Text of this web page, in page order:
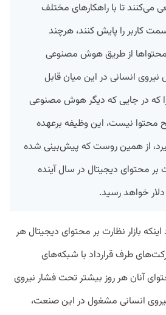
تا با راهکارهای مختلف
کاربر را پایش کنند، هرچند
از طریق هوش مصنوعی
انسانی در این میان قابل
در جایی که دیگر هوش مصنوعی
نیست، این وظیفه برعهده
از همین روست که پیش‌بینی شده
محتوای دیجیتال در سال آینده
بازار نظارت بر محتوای دیجیتال هر
طرف قرارداد با شبکه‌های
آنان هر روز بیشتر تحت فشار نیروی
انسانی مشغول در این صنعت،